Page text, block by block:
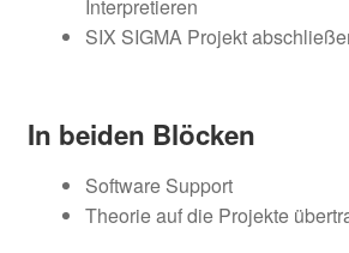
Interpretieren
SIX SIGMA Projekt
In beiden Blöcken
Software Support
Theorie auf die Projekte